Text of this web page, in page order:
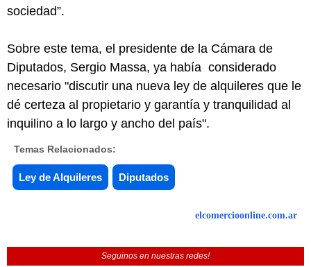
sociedad”.
Sobre este tema, el presidente de la Cámara de
Diputados, Sergio Massa, ya había considerado
necesario "discutir una nueva ley de alquileres que le
dé certeza al propietario y garantía y tranquilidad al
inquilino a lo largo y ancho del país".
Temas Relacionados:
Ley de Alquileres Diputados
elcomercioonline.com.ar
Seguinos en nuestras redes!